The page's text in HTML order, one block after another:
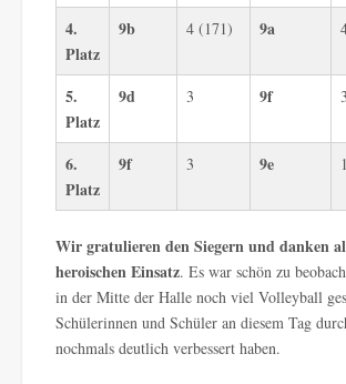
4.
Platz
9b 4 (171) 9a
5.
Platz
9d 3 9f 3
6.
Platz
9f 3 9e 1
Wir gratulieren den Siegern und danken
heroischen Einsatz. Es war schön zu
in der Mitte der Halle noch viel Volleyball
Schülerinnen und Schüler an diesem Tag
nochmals deutlich verbessert haben.